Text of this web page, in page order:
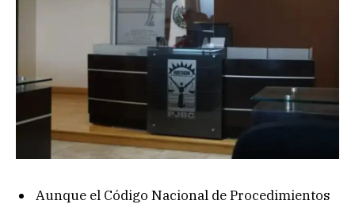
Aunque el Código Nacional de Procedimientos